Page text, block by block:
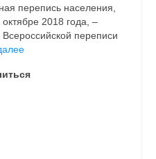
перепись населения,
2018 года, –
Всероссийской переписи